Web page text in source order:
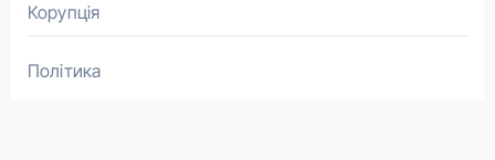
Корупція
Політика